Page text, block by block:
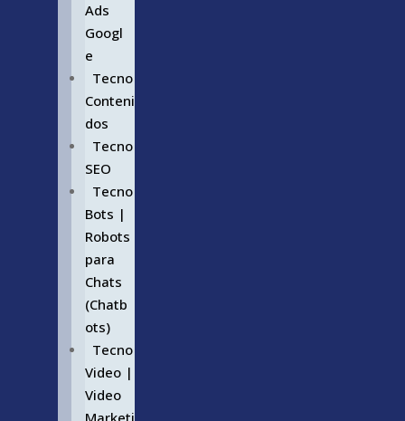
Ads
Googl
e
Tecno
Conteni
dos
Tecno
SEO
Tecno
Bots |
Robots
para
Chats
(Chatb
ots)
Tecno
Video |
Video